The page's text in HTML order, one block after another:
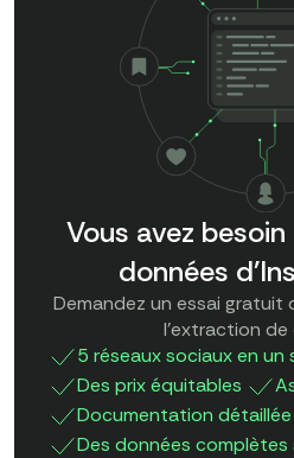
Vous avez
données
Demandez un essai gratuit
l'extraction de
5 réseaux sociaux en un
Des prix équitables
Documentation détaillée
Des données complètes